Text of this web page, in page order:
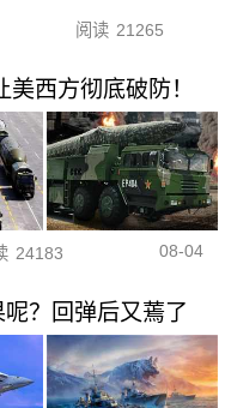
阅读 21265
西方彻底破防！
24183 08-04
？回弹后又蔫了